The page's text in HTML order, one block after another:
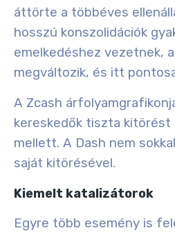
áttörte a többéves
hosszú konszolidációk
emelkedéshez vezetnek,
megváltozik, és itt
A Zcash
kereskedők tiszta kitörést
mellett. A Dash nem
saját kitörésével.
Kiemelt katalizátorok
Egyre több esemény is